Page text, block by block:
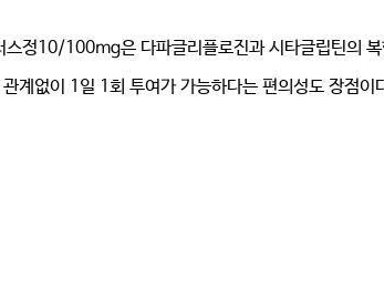
정10/100mg은 다파글리플로진과 시타글립틴의
계없이 1일 1회 투여가 가능하다는 편의성도 장점이